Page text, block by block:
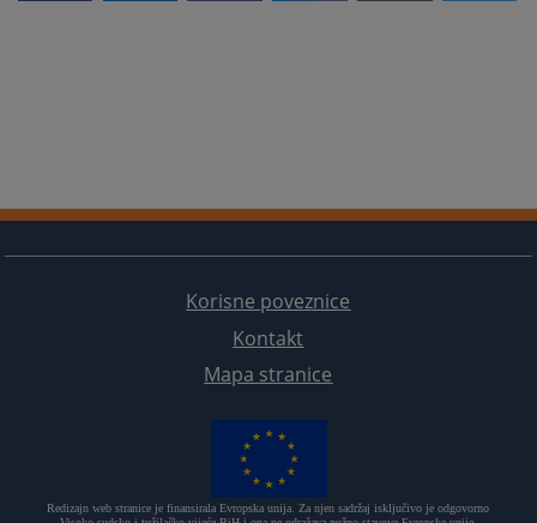
Korisne poveznice
Kontakt
Mapa stranice
Redizajn web stranice je finansirala Evropska unija. Za njen sadržaj isključivo je odgovorno